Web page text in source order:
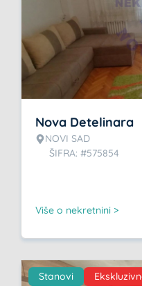
Nova Detelinara
NOVI SAD
ŠIFRA: #575854
Više o nekretnini >
Stanovi